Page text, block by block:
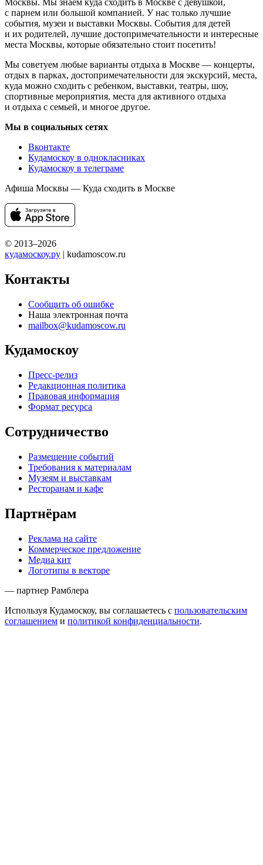
с парнем или большой компанией. У нас только лучшие
события, музеи и выставки Москвы. События для детей
и их родителей, лучшие достопримечательности и интересные
места Москвы, которые обязательно стоит посетить!
Мы советуем любые варианты отдыха в Москве — концерты,
отдых в парках, достопримечательности для экскурсий, места,
куда можно сходить с ребенком, выставки, театры, шоу,
спортивные мероприятия, места для активного отдыха
и отдыха с семьей, и многое другое.
Мы в социальных сетях
Вконтакте
Кудамоскоу в однокласниках
Кудамоскоу в телеграме
Афиша Москвы — Куда сходить в Москве
© 2013–2026
кудамоскоу.ру | kudamoscow.ru
Контакты
Сообщить об ошибке
Наша электронная почта
mailbox@kudamoscow.ru
Кудамоскоу
Пресс-релиз
Редакционная политика
Правовая информация
Формат ресурса
Сотрудничество
Размещение событий
Требования к материалам
Музеям и выставкам
Ресторанам и кафе
Партнёрам
Реклама на сайте
Коммерческое предложение
Медиа кит
Логотипы в векторе
— партнер Рамблера
Используя Кудамоскоу, вы соглашаетесь с пользовательским
соглашением и политикой конфиденциальности.